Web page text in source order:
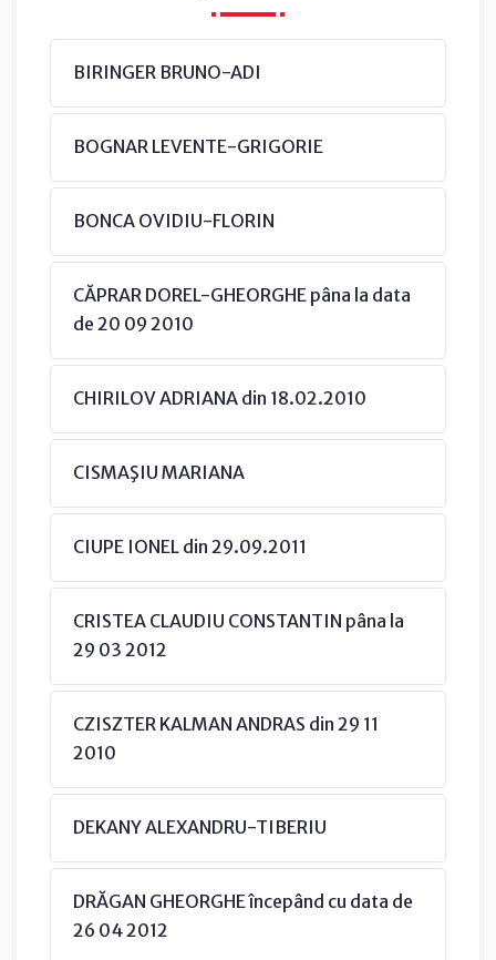
BIRINGER BRUNO-ADI
BOGNAR LEVENTE-GRIGORIE
BONCA OVIDIU-FLORIN
CĂPRAR DOREL-GHEORGHE pâna la data
de 20 09 2010
CHIRILOV ADRIANA din 18.02.2010
CISMAŞIU MARIANA
CIUPE IONEL din 29.09.2011
CRISTEA CLAUDIU CONSTANTIN pâna la
29 03 2012
CZISZTER KALMAN ANDRAS din 29 11
2010
DEKANY ALEXANDRU-TIBERIU
DRĂGAN GHEORGHE începând cu data de
26 04 2012